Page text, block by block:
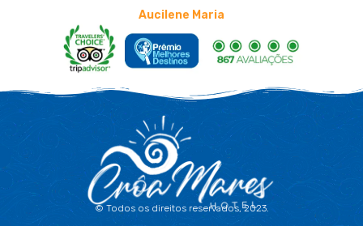
Aucilene Maria
© Todos os direitos reservados, 2023.